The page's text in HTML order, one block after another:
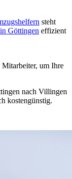
steht
Göttingen effizient
Mitarbeiter, um Ihre
nach Villingen
kostengünstig.